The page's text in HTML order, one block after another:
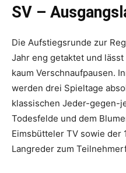
SV –
Die Aufstiegsrunde zur
Jahr eng getaktet und
kaum Verschnaufpausen.
werden drei Spieltage
klassischen Jeder-gegen-
Todesfelde und dem
Eimsbütteler TV sowie der
Langreder zum